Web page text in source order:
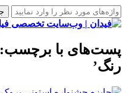
پست‌های با برچسب:
رنگ’